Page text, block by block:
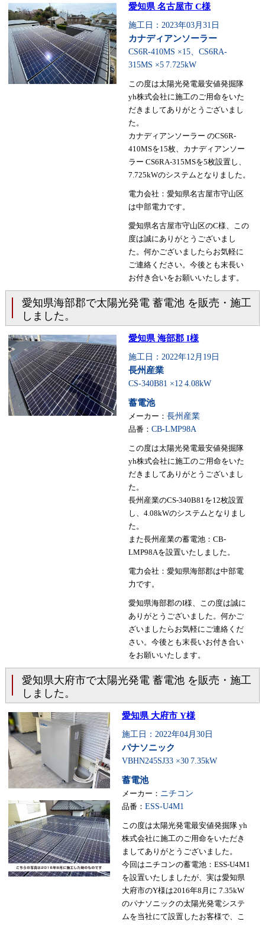
愛知県 名古屋市 C様
施工日：2023年03月31日
カナディアンソーラー
CS6R-410MS ×15、CS6RA-
315MS ×5 7.725kW
この度は太陽光発電最安値発掘隊
yh株式会社に施工のご用命をいた
だきましてありがとうございまし
た。
カナディアンソーラー のCS6R-
410MSを15枚、カナディアンソー
ラー CS6RA-315MSを5枚設置し、
7.725kWのシステムとなりました。
電力会社：愛知県名古屋市守山区
は中部電力です。
愛知県名古屋市守山区のC様、この
度は誠にありがとうございまし
た。何かございましたらお気軽に
ご連絡ください。今後とも末長い
お付き合いをお願いいたします。
愛知県海部郡で太陽光発電 蓄電池 を販売・施工
しました。
愛知県 海部郡 I様
施工日：2022年12月19日
長州産業
CS-340B81 ×12 4.08kW
蓄電池
メーカー： 長州産業
品番： CB-LMP98A
この度は太陽光発電最安値発掘隊
yh株式会社に施工のご用命をいた
だきましてありがとうございまし
た。
長州産業のCS-340B81を12枚設置
し、4.08kWのシステムとなりまし
た。
また長州産業の蓄電池：CB-
LMP98Aを設置いたしました。
電力会社：愛知県海部郡は中部電
力です。
愛知県海部郡のI様、この度は誠に
ありがとうございました。何かご
ざいましたらお気軽にご連絡くだ
さい。今後とも末長いお付き合い
をお願いいたします。
愛知県大府市で太陽光発電 蓄電池 を販売・施工
しました。
愛知県 大府市 Y様
施工日：2022年04月30日
パナソニック
VBHN245SJ33 ×30 7.35kW
蓄電池
メーカー： ニチコン
品番： ESS-U4M1
この度は太陽光発電最安値発掘隊 yh
株式会社に施工のご用命をいただき
ましてありがとうございました。
今回はニチコンの蓄電池：ESS-U4M1
を設置いたしましたが、実は愛知県
大府市のY様は2016年8月に 7.35kW
のパナソニックの太陽光発電システ
ムを当社にて設置したお客様で、こ